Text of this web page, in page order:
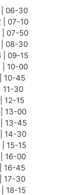
06-30
| 07-10
| 07-50
08-30
09-15
10-00
10-45
11-30
12-15
13-00
13-45
14-30
15-15
16-00
16-45
17-30
18-15